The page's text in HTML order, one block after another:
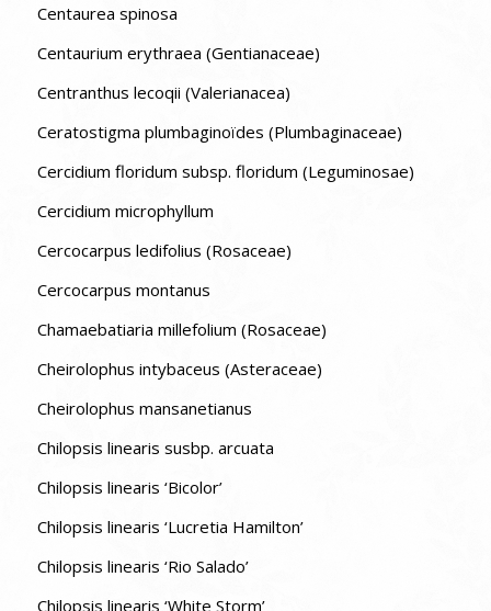
Centaurea spinosa
Centaurium erythraea (Gentianaceae)
Centranthus lecoqii (Valerianacea)
Ceratostigma plumbaginoïdes (Plumbaginaceae)
Cercidium floridum subsp. floridum (Leguminosae)
Cercidium microphyllum
Cercocarpus ledifolius (Rosaceae)
Cercocarpus montanus
Chamaebatiaria millefolium (Rosaceae)
Cheirolophus intybaceus (Asteraceae)
Cheirolophus mansanetianus
Chilopsis linearis susbp. arcuata
Chilopsis linearis ‘Bicolor’
Chilopsis linearis ‘Lucretia Hamilton’
Chilopsis linearis ‘Rio Salado’
Chilopsis linearis ‘White Storm’